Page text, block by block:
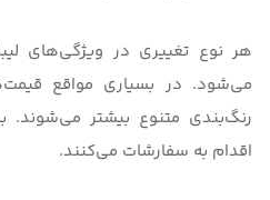
هر نوع تغییری در ویژگی‌های
می‌شود. در بسیاری مواقع
رنگ‌بندی متنوع بیشتر می‌شوند.
اقدام به سفارشات می‌کنند.